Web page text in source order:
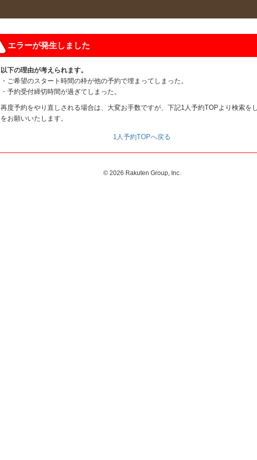
エラーが発生しました
以下の理由が考えられます。
・ご希望のスタート時間の枠が他の予約で埋まってしまった。
・予約受付締切時間が過ぎてしまった。
再度予約をやり直しされる場合は、大変お手数ですが、下記1人予約TOPより検索を
をお願いいたします。
1人予約TOPへ戻る
© 2026 Rakuten Group, Inc.